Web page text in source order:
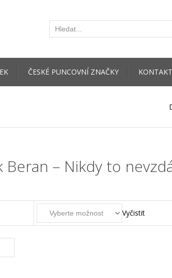
ČESKÉ PUNCOVNÍ ZNAČKY
Beran – Nikdy to
Vyčistit